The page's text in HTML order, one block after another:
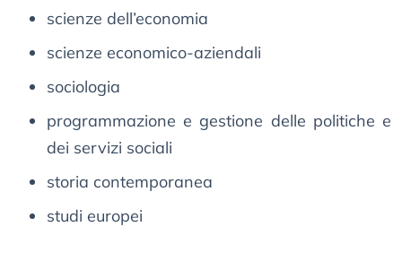
scienze dell’economia
scienze economico-aziendali
sociologia
programmazione e gestione delle politiche e
dei servizi sociali
storia contemporanea
studi europei